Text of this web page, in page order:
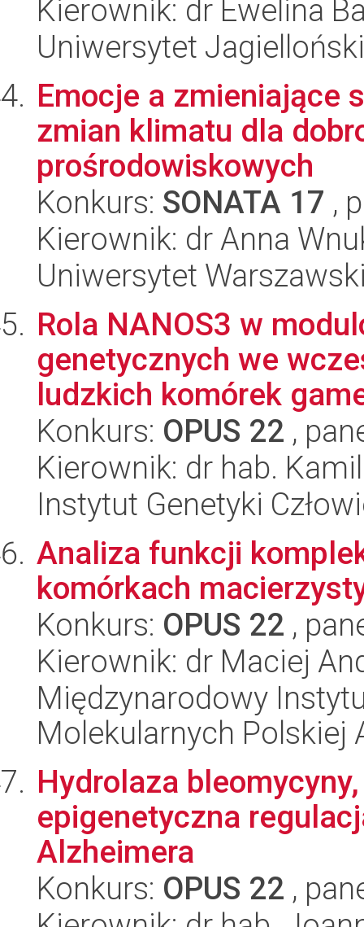
Kierownik: dr Ewelina
Uniwersytet
Emocje a zmieniające
zmian klimatu dla
prośrodowiskowych
Konkurs: SONATA 17 ,
Kierownik: dr Anna
Uniwersytet
Rola NANOS3 w
genetycznych we
ludzkich komórek
Konkurs: OPUS 22 ,
Kierownik: dr hab.
Instytut Genetyki
Analiza funkcji
komórkach
Konkurs: OPUS 22 ,
Kierownik: dr Maciej
Międzynarodowy
Molekularnych Polskiej
Hydrolaza
epigenetyczna
Alzheimera
Konkurs: OPUS 22 ,